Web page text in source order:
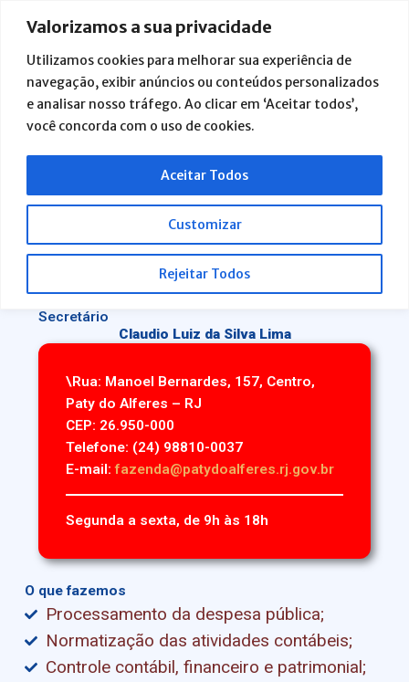
Valorizamos a sua privacidade
Utilizamos cookies para melhorar sua experiência de
navegação, exibir anúncios ou conteúdos personalizados
e analisar nosso tráfego. Ao clicar em ‘Aceitar todos’,
você concorda com o uso de cookies.
Customizar
Rejeitar Todos
Aceitar Todos
para
conteúdo
Secretaria de
Secretário
Claudio Luiz da Silva Lima
\Rua: Manoel Bernardes, 157, Centro,
Paty do Alferes – RJ
CEP: 26.950-000
Telefone: (24) 98810-0037
E-mail:fazenda@patydoalferes.rj.gov.br
Segunda a sexta, de 9h às 18h
O que fazemos
Processamento da despesa pública;
Normatização das atividades contábeis;
Controle contábil, financeiro e patrimonial;